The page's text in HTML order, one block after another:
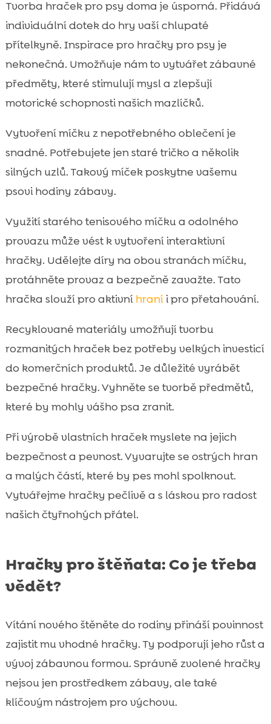
Tvorba hraček pro psy doma je úsporná. Přidává
individuální dotek do hry vaší chlupaté
přítelkyně. Inspirace pro hračky pro psy je
nekonečná. Umožňuje nám to vytvářet zábavné
předměty, které stimulují mysl a zlepšují
motorické schopnosti našich mazlíčků.
Vytvoření míčku z nepotřebného oblečení je
snadné. Potřebujete jen staré tričko a několik
silných uzlů. Takový míček poskytne vašemu
psovi hodiny zábavy.
Využití starého tenisového míčku a odolného
provazu může vést k vytvoření interaktivní
hračky. Udělejte díry na obou stranách míčku,
protáhněte provaz a bezpečně zavažte. Tato
hračka slouží pro aktivní hraníi pro přetahování.
Recyklované materiály umožňují tvorbu
rozmanitých hraček bez potřeby velkých investicí
do komerčních produktů. Je důležité vyrábět
bezpečné hračky. Vyhněte se tvorbě předmětů,
které by mohly vášho psa zranit.
Při výrobě vlastních hraček myslete na jejich
bezpečnost a pevnost. Vyvarujte se ostrých hran
a malých částí, které by pes mohl spolknout.
Vytvářejme hračky pečlivě a s láskou pro radost
našich čtyřnohých přátel.
Hračky pro štěňata: Co je třeba
vědět?
Vítání nového štěněte do rodiny přináší povinnost
zajistit mu vhodné hračky. Ty podporují jeho růst a
vývoj zábavnou formou. Správně zvolené hračky
nejsou jen prostředkem zábavy, ale také
klíčovým nástrojem pro výchovu.